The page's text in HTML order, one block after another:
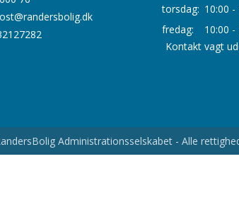
torsdag: 10:00 -
fredag:
10:00 -
Kontakt vagt
Administrationsselskabet - Alle